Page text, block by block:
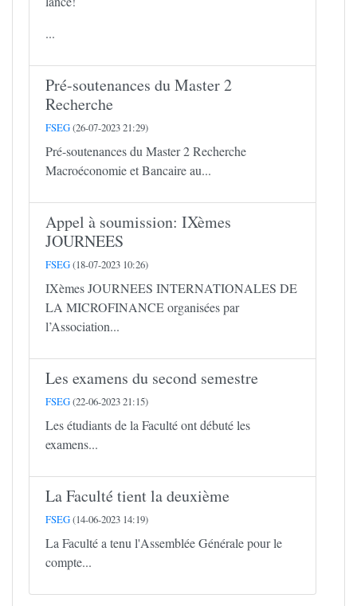
...
Pré-soutenances du Master 2
Recherche
FSEG(26-07-2023 21:29)
Pré-soutenances du Master 2 Recherche
Macroéconomie et Bancaire au...
Appel à soumission: IXèmes
JOURNEES
FSEG(18-07-2023 10:26)
IXèmes JOURNEES INTERNATIONALES DE
LA MICROFINANCE organisées par
l’Association...
Les examens du second semestre
FSEG(22-06-2023 21:15)
Les étudiants de la Faculté ont débuté les
examens...
La Faculté tient la deuxième
FSEG(14-06-2023 14:19)
La Faculté a tenu l'Assemblée Générale pour le
compte...